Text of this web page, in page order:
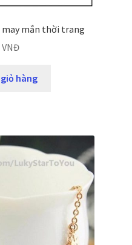
may mắn thời trang
VNĐ
hàng